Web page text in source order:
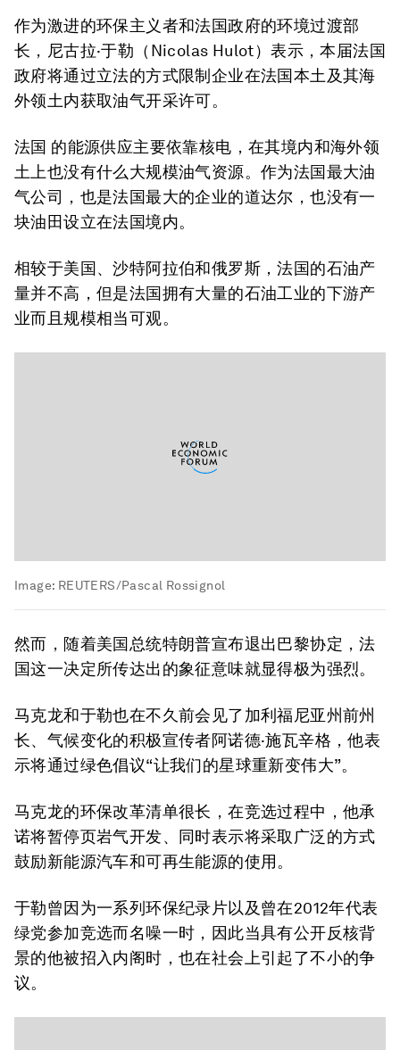
作为激进的环保主义者和法国政府的环境过渡部
长，尼古拉·于勒（Nicolas Hulot）表示，本届法国
政府将通过立法的方式限制企业在法国本土及其海
外领土内获取油气开采许可。
法国 的能源供应主要依靠核电，在其境内和海外领
土上也没有什么大规模油气资源。作为法国最大油
气公司，也是法国最大的企业的道达尔，也没有一
块油田设立在法国境内。
相较于美国、沙特阿拉伯和俄罗斯，法国的石油产
量并不高，但是法国拥有大量的石油工业的下游产
业而且规模相当可观。
Image: REUTERS/Pascal Rossignol
然而，随着美国总统特朗普宣布退出巴黎协定，法
国这一决定所传达出的象征意味就显得极为强烈。
马克龙和于勒也在不久前会见了加利福尼亚州前州
长、气候变化的积极宣传者阿诺德·施瓦辛格，他表
示将通过绿色倡议“让我们的星球重新变伟大”。
马克龙的环保改革清单很长，在竞选过程中，他承
诺将暂停页岩气开发、同时表示将采取广泛的方式
鼓励新能源汽车和可再生能源的使用。
于勒曾因为一系列环保纪录片以及曾在2012年代表
绿党参加竞选而名噪一时，因此当具有公开反核背
景的他被招入内阁时，也在社会上引起了不小的争
议。